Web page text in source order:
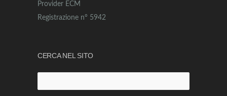
Provider ECM
Registrazione n° 5942
CERCA NEL SITO
per: